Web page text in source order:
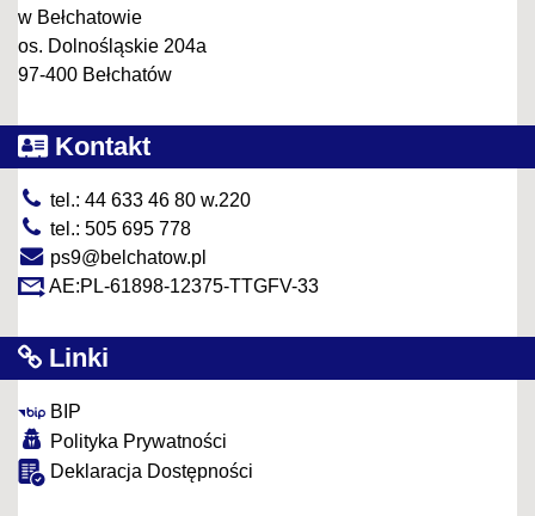
w Bełchatowie
os. Dolnośląskie 204a
97-400 Bełchatów
Kontakt
tel.: 44 633 46 80 w.220
tel.: 505 695 778
ps9@belchatow.pl
AE:PL-61898-12375-TTGFV-33
Linki
BIP
Polityka Prywatności
Deklaracja Dostępności